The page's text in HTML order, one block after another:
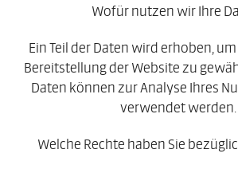
Wofür nutzen wir Ihre
Ein Teil der Daten wird erhoben,
Bereitstellung der Website zu
Daten können zur Analyse Ihres
verwendet werden.
Welche Rechte haben Sie